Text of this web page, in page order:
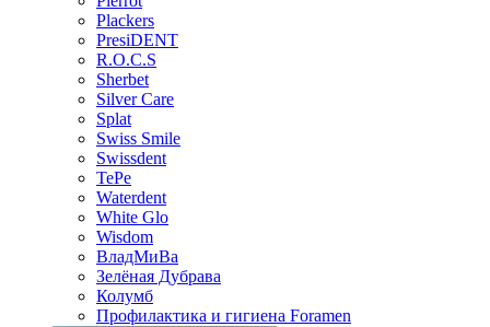
Plackers
PresiDENT
R.O.C.S
Sherbet
Silver Care
Splat
Swiss Smile
Swissdent
TePe
Waterdent
White Glo
Wisdom
ВладМиВа
Зелёная Дубрава
Колумб
Профилактика и гигиена Foramen